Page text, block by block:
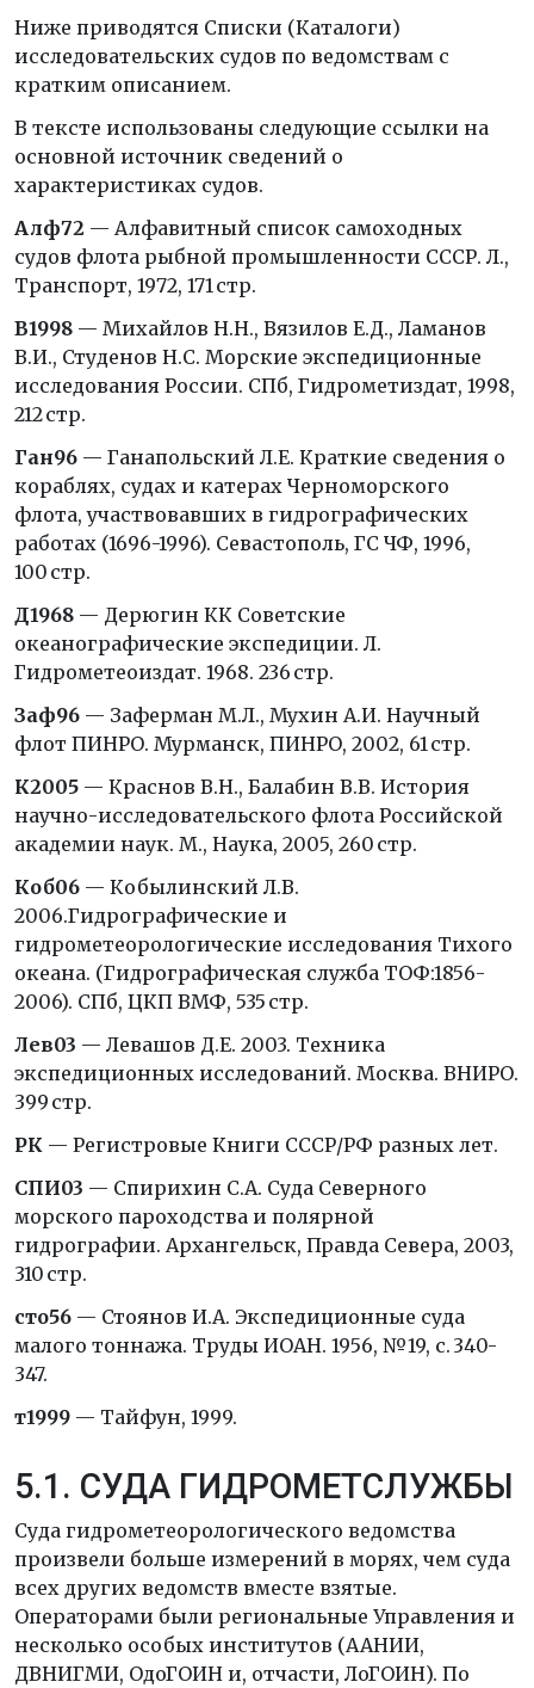
Ниже приводятся Списки (Каталоги)
исследовательских судов по ведомствам с
кратким описанием.
В тексте использованы следующие ссылки на
основной источник сведений о
характеристиках судов.
Алф72 — Алфавитный список самоходных
судов флота рыбной промышленности СССР. Л.,
Транспорт, 1972, 171 стр.
В1998 — Михайлов Н.Н., Вязилов Е.Д., Ламанов
В.И., Студенов Н.С. Морские экспедиционные
исследования России. СПб, Гидрометиздат, 1998,
212 стр.
Ган96 — Ганапольский Л.Е. Краткие сведения о
кораблях, судах и катерах Черноморского
флота, участвовавших в гидрографических
работах (1696-1996). Севастополь, ГС ЧФ, 1996,
100 стр.
Д1968 — Дерюгин КК Советские
океанографические экспедиции. Л.
Гидрометеоиздат. 1968. 236 стр.
Заф96 — Заферман М.Л., Мухин А.И. Научный
флот ПИНРО. Мурманск, ПИНРО, 2002, 61 стр.
К2005 — Краснов В.Н., Балабин В.В. История
научно-исследовательского флота Российской
академии наук. М., Наука, 2005, 260 стр.
Коб06 — Кобылинский Л.В.
2006.Гидрографические и
гидрометеорологические исследования Тихого
океана. (Гидрографическая служба ТОФ:1856-
2006). СПб, ЦКП ВМФ, 535 стр.
Лев03 — Левашов Д.Е. 2003. Техника
экспедиционных исследований. Москва. ВНИРО.
399 стр.
РК — Регистровые Книги СССР/РФ разных лет.
СПИ03 — Спирихин С.А. Суда Северного
морского пароходства и полярной
гидрографии. Архангельск, Правда Севера, 2003,
310 стр.
сто56 — Стоянов И.А. Экспедиционные суда
малого тоннажа. Труды ИОАН. 1956, №19, с. 340-
347.
т1999 — Тайфун, 1999.
5.1. СУДА ГИДРОМЕТСЛУЖБЫ
Суда гидрометеорологического ведомства
произвели больше измерений в морях, чем суда
всех других ведомств вместе взятые.
Операторами были региональные Управления и
несколько особых институтов (ААНИИ,
ДВНИГМИ, ОдоГОИН и, отчасти, ЛоГОИН). По